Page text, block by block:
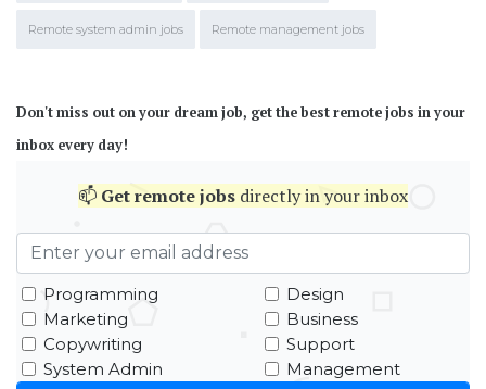
Remote system admin jobs Remote management jobs
Don't miss out on your dream job, get the best remote jobs in your
inbox every day!
📫 Getremote jobs directly in your inbox
Programming
Design
Marketing
Business
Copywriting
Support
System Admin
Management